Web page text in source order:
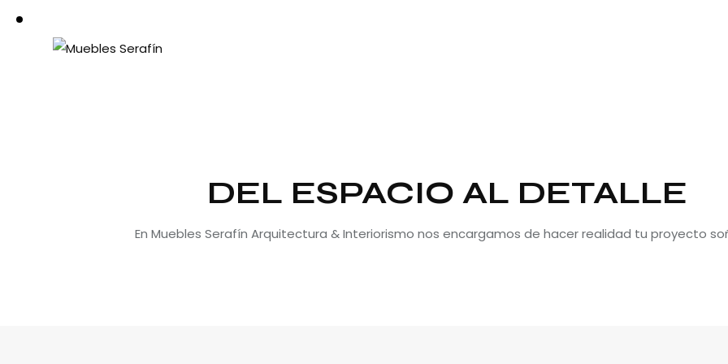
DEL ESPACIO AL DETALLE
En Muebles Serafín Arquitectura & Interiorismo nos encargamos de hacer realidad tu proyecto